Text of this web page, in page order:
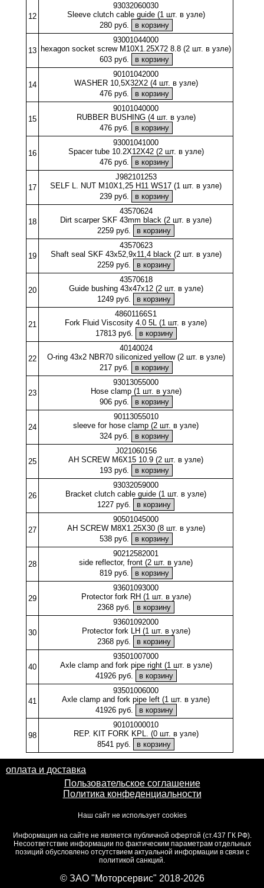
12
93032060030
Sleeve clutch cable guide (1 шт. в узле)
280 руб.
13
93001044000
hexagon socket screw M10X1.25X72 8.8 (2 шт. в узле)
603 руб.
14
90101042000
WASHER 10,5X32X2 (4 шт. в узле)
476 руб.
15
90101040000
RUBBER BUSHING (4 шт. в узле)
476 руб.
16
93001041000
Spacer tube 10.2X12X42 (2 шт. в узле)
476 руб.
17
J982101253
SELF L. NUT M10X1,25 H11 WS17 (1 шт. в узле)
239 руб.
18
43570624
Dirt scarper SKF 43mm black (2 шт. в узле)
2259 руб.
19
43570623
Shaft seal SKF 43x52,9x11,4 black (2 шт. в узле)
2259 руб.
20
43570618
Guide bushing 43x47x12 (2 шт. в узле)
1249 руб.
21
48601166S1
Fork Fluid Viscosity 4.0 5L (1 шт. в узле)
17813 руб.
22
40140024
O-ring 43x2 NBR70 siliconized yellow (2 шт. в узле)
217 руб.
23
93013055000
Hose clamp (1 шт. в узле)
906 руб.
24
90113055010
sleeve for hose clamp (2 шт. в узле)
324 руб.
25
J021060156
AH SCREW M6X15 10.9 (2 шт. в узле)
193 руб.
26
93032059000
Bracket clutch cable guide (1 шт. в узле)
1227 руб.
27
90501045000
AH SCREW M8X1.25X30 (8 шт. в узле)
538 руб.
28
90212582001
side reflector, front (2 шт. в узле)
819 руб.
29
93601093000
Protector fork RH (1 шт. в узле)
2368 руб.
30
93601092000
Protector fork LH (1 шт. в узле)
2368 руб.
40
93501007000
Axle clamp and fork pipe right (1 шт. в узле)
41926 руб.
41
93501006000
Axle clamp and fork pipe left (1 шт. в узле)
41926 руб.
98
90101000010
REP. KIT FORK KPL. (0 шт. в узле)
8541 руб.
оплата и доставка
Пользовательское соглашение
Политика конфеденциальности
Наш сайт не использует cookies
Информация на сайте не является публичной офертой (ст.437 ГК РФ).
Несоответствие информации по фактическим параметрам отдельных
позиций обусловлено отсутствием актуальной информации в связи с
политикой санкций.
© ЗАО "Моторсервис" 2018-2026